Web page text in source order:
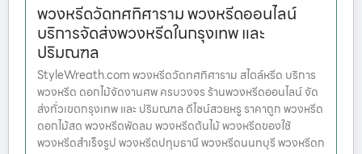
พวงหรีดวัดทศทิศาราม พวงหรีดออนไลน์
บริการจัดส่งพวงหรีดในกรุงเทพ และ
ปริมณฑล
StyleWreath.com พวงหรีดวัดทศทิศาราม สไตล์หรีด บริการ
พวงหรีด ดอกไม้จัดงานศพ ครบวงจร ร้านพวงหรีดออนไลน์ จัด
ส่งทั่วเขตกรุงเทพ และ ปริมณฑล ดีไซน์สวยหรู ราคาถูก พวงหรีด
ดอกไม้สด พวงหรีดพัดลม พวงหรีดต้นไม้ พวงหรีดของใช้
พวงหรีดสำเร็จรูป พวงหรีดปทุมธานี พวงหรีดนนทบุรี พวงหรีดก